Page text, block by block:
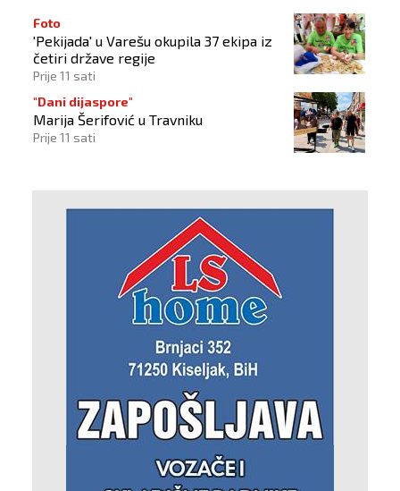
Foto
'Pekijada' u Varešu okupila 37 ekipa iz
četiri države regije
Prije 11 sati
"Dani dijaspore"
Marija Šerifović u Travniku
Prije 11 sati